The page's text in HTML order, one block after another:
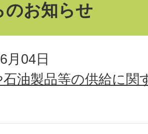
のお知らせ
月04日
油製品等の供給に関